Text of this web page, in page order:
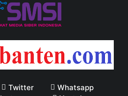
Twitter
Whatsapp